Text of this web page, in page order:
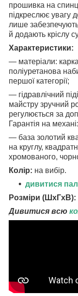
прошивка на
підкреслює увагу
лише забезпечують
й додають кріслу
Характеристики:
― матеріали:
поліуретанова
першої категорії;
― гідравлічний
майстру зручний
регулюється за
Гарантія на
― база золотий
на круглу,
хромованого,
Колір: на вибір.
дивитися
Розміри (ШхГхВ):
Дивитися всю